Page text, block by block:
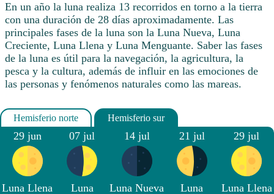
En un año la luna realiza 13 recorridos en torno a la tierra
con una duración de 28 días aproximadamente. Las
principales fases de la luna son la Luna Nueva, Luna
Creciente, Luna Llena y Luna Menguante. Saber las fases
de la luna es útil para la navegación, la agricultura, la
pesca y la cultura, además de influir en las emociones de
las personas y fenómenos naturales como las mareas.
29 jun
Luna Llena
07 jul
Luna
14 jul
Luna Nueva
21 jul
Luna
29 jul
Luna Llena